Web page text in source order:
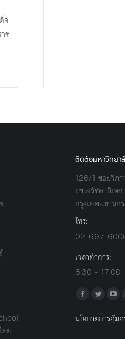
จ
ช
ทย
ติดต่อมหาวิทยา
126/1 ซอยวิภ
แขวงรัชดาภิเษ
กรุงเทพมหาน
โทร:
02-697-
เวลาทำการ:
8.30 - 17.00
Find us on:
Facebook
Twitter
นโยบายการคุ้ม